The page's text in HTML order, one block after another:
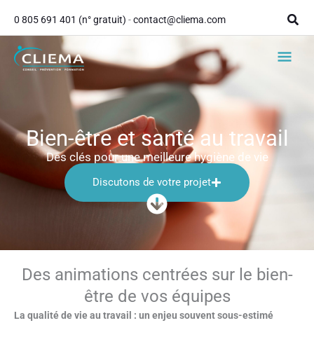
principal
contenu
0 805 691 401 (n° gratuit) -contact@cliema.com
Bien-être et santé au travail
Des clés pour une meilleure hygiène de vie
Discutons de votre projet
Des animations centrées sur le bien-
être de vos équipes
La qualité de vie au travail : un enjeu souvent sous-estimé